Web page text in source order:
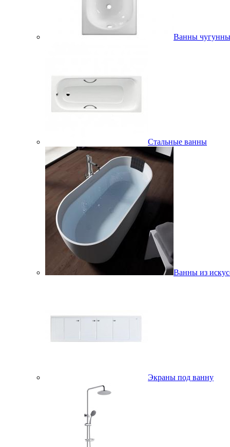
Ванны
Стальные ванны
Ванны из
Экраны под ванну